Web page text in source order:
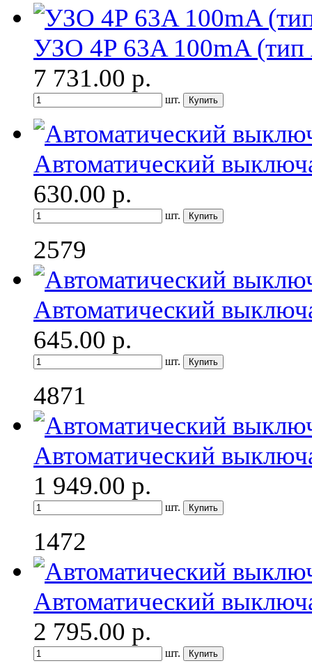
УЗО 4P 63A 100mA
7 731.00 р.
шт.
Автоматический
630.00 р.
шт.
2579
Автоматический
645.00 р.
шт.
4871
Автоматический
1 949.00 р.
шт.
1472
Автоматический
2 795.00 р.
шт.